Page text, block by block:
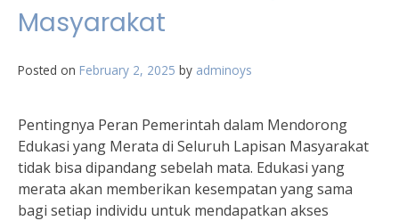
Masyarakat
Posted on February 2, 2025 by adminoys
Pentingnya Peran Pemerintah dalam Mendorong
Edukasi yang Merata di Seluruh Lapisan Masyarakat
tidak bisa dipandang sebelah mata. Edukasi yang
merata akan memberikan kesempatan yang sama
bagi setiap individu untuk mendapatkan akses